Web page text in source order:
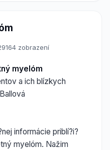
zobrazení
myelóm
a ich blízkych
informácie priblí?i?
myelóm. Nažim